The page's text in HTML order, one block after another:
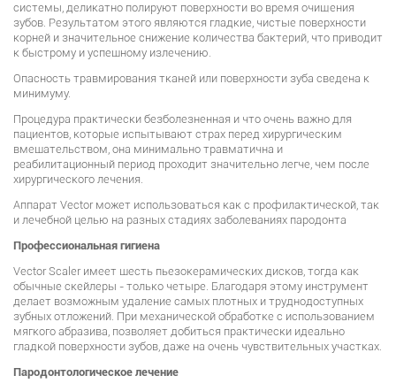
системы, деликатно полируют поверхности во время очищения
зубов. Результатом этого являются гладкие, чистые поверхности
корней и значительное снижение количества бактерий, что приводит
к быстрому и успешному излечению.
Опасность травмирования тканей или поверхности зуба сведена к
минимуму.
Процедура практически безболезненная и что очень важно для
пациентов, которые испытывают страх перед хирургическим
вмешательством, она минимально травматична и
реабилитационный период проходит значительно легче, чем после
хирургического лечения.
Аппарат Vector может использоваться как с профилактической, так
и лечебной целью на разных стадиях заболеваниях пародонта
Профессиональная гигиена
Vector Scaler имеет шесть пьезокерамических дисков, тогда как
обычные скейлеры - только четыре. Благодаря этому инструмент
делает возможным удаление самых плотных и труднодоступных
зубных отложений. При механической обработке с использованием
мягкого абразива, позволяет добиться практически идеально
гладкой поверхности зубов, даже на очень чувствительных участках.
Пародонтологическое лечение